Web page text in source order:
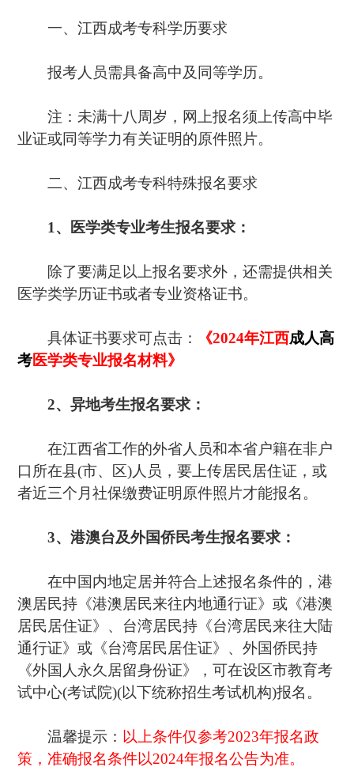
一、江西成考专科学历要求
报考人员需具备高中及同等学历。
注：未满十八周岁，网上报名须上传高中毕
业证或同等学力有关证明的原件照片。
二、江西成考专科特殊报名要求
1、医学类专业考生报名要求：
除了要满足以上报名要求外，还需提供相关
医学类学历证书或者专业资格证书。
具体证书要求可点击： 《2024年江西成人高
考医学类专业报名材料》
2、异地考生报名要求：
在江西省工作的外省人员和本省户籍在非户
口所在县(市、区)人员，要上传居民居住证，或
者近三个月社保缴费证明原件照片才能报名。
3、港澳台及外国侨民考生报名要求：
在中国内地定居并符合上述报名条件的，港
澳居民持《港澳居民来往内地通行证》或《港澳
居民居住证》、台湾居民持《台湾居民来往大陆
通行证》或《台湾居民居住证》、外国侨民持
《外国人永久居留身份证》，可在设区市教育考
试中心(考试院)(以下统称招生考试机构)报名。
温馨提示： 以上条件仅参考2023年报名政
策，准确报名条件以2024年报名公告为准。